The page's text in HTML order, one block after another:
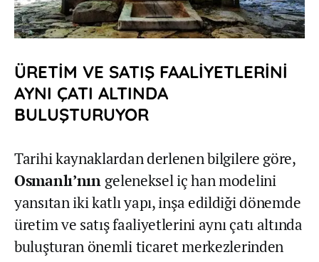
ÜRETİM VE SATIŞ FAALİYETLERİNİ
AYNI ÇATI ALTINDA
BULUŞTURUYOR
Tarihi kaynaklardan derlenen bilgilere göre,
Osmanlı’nın geleneksel iç han modelini
yansıtan iki katlı yapı, inşa edildiği dönemde
üretim ve satış faaliyetlerini aynı çatı altında
buluşturan önemli ticaret merkezlerinden